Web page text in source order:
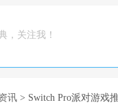
，关注我！
讯 > Switch Pro派对游戏